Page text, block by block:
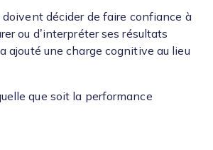
doivent décider de faire confiance à
ou d’interpréter ses résultats
ajouté une charge cognitive au lieu
que soit la performance